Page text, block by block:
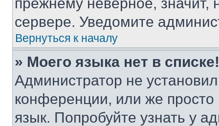
сервере. Уведомите
Вернуться к началу
» Моего языка нет в списке!
Администратор не
конференции, или же
язык. Попробуйте узнать у